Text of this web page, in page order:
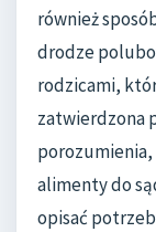
również
drodze
rodzicami,
zatwierdzona
porozumienia,
alimenty do
opisać